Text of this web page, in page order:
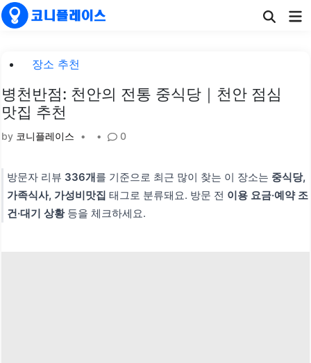
Skip
to
Posted장소 추천
병천반점: 천안의 전통 중식당｜천안 점심
맛집 추천
by 코니플레이스 • • 0
방문자 리뷰 336개를 기준으로 최근 많이 찾는 이 장소는 중식당,
가족식사, 가성비맛집 태그로 분류돼요. 방문 전 이용 요금·예약 조
건·대기 상황등을 체크하세요.